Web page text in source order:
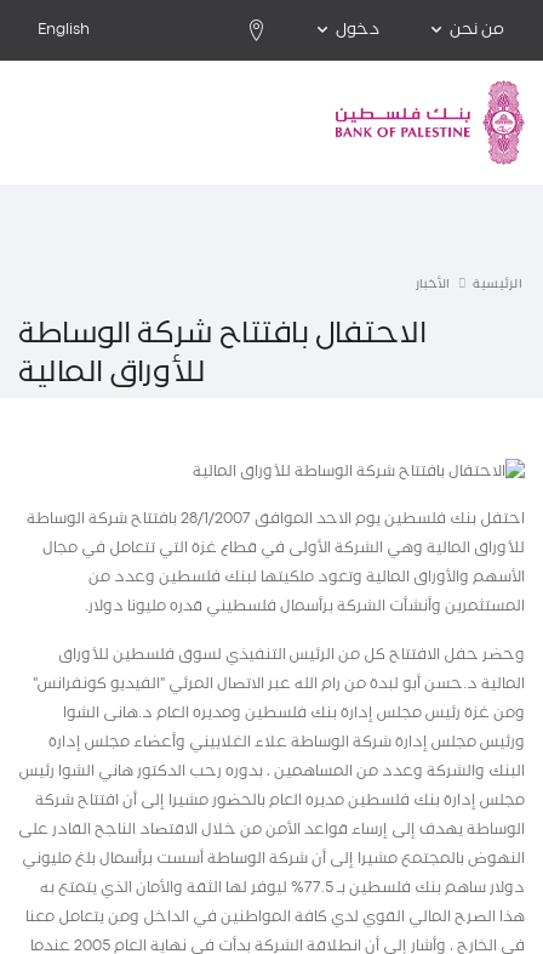
من نحن دخول English
الرئيسية الأخبار
الاحتفال بافتتاح شركة الوساطة
للأوراق المالية
احتفل بنك فلسطين يوم الاحد الموافق 28/1/2007 بافتتاح شركة الوساطة
للأوراق المالية وهي الشركة الأولى في قطاع غزة التي تتعامل في مجال
الأسهم والأوراق المالية وتعود ملكيتها لبنك فلسطين وعدد من
المستثمرين وأنشأت الشركة برأسمال فلسطيني قدره مليونا دولار.
وحضر حفل الافتتاح كل من الرئيس التنفيذي لسوق فلسطين للأوراق
المالية د.حسن أبو لبدة من رام الله عبر الاتصال المرئي "الفيديو كونفرانس"
ومن غزة رئيس مجلس إدارة بنك فلسطين ومديره العام د.هانى الشوا
ورئيس مجلس إدارة شركة الوساطة علاء الغلاييني وأعضاء مجلس إدارة
البنك والشركة وعدد من المساهمين ، بدوره رحب الدكتور هاني الشوا رئيس
مجلس إدارة بنك فلسطين مديره العام بالحضور مشيرا إلى أن افتتاح شركة
الوساطة يهدف إلى إرساء قواعد الأمن من خلال الاقتصاد الناجح القادر على
النهوض بالمجتمع مشيرا إلى أن شركة الوساطة أسست برأسمال بلغ مليوني
دولار ساهم بنك فلسطين بـ 77.5% ليوفر لها الثقة والأمان الذي يتمتع به
هذا الصرح المالي القوي لدي كافة المواطنين في الداخل ومن يتعامل معنا
في الخارج ، وأشار إلى أن انطلاقة الشركة بدأت في نهاية العام 2005 عندما